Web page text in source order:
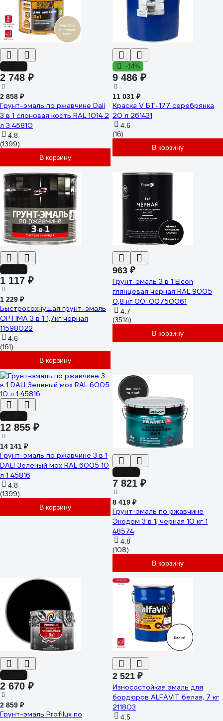
2 748 ₽
2 858 ₽
Грунт-эмаль по ржавчине Dali
3 в 1 слоновая кость RAL 1014 2
л 3 45810
4.8
(1399)
В корзину
-14%
9 486 ₽
11 031 ₽
Краска V БТ-177 серебрянка
20 л 261431
4.6
(16)
В корзину
1 117 ₽
1 229 ₽
Быстросохнущая грунт-эмаль
OPTIMA 3 в 1 1,7кг черная
11598022
4.6
(161)
В корзину
963 ₽
Грунт-эмаль 3 в 1 Elcon
глянцевая черная RAL 9005
0,8 кг 00-00750061
4.7
(3514)
В корзину
12 855 ₽
14 141 ₽
Грунт-эмаль по ржавчине 3 в 1
DALI Зеленый мох RAL 6005 10
л 1 45816
4.8
(1399)
В корзину
7 821 ₽
8 419 ₽
Грунт-эмаль по ржавчине
Экодом 3 в 1, черная 10 кг 1
48574
4.8
(108)
В корзину
2 670 ₽
2 859 ₽
Грунт-эмаль Profilux по
2 521 ₽
Износостойкая эмаль для
бордюров ALFAVIT белая, 7 кг
211803
4.5